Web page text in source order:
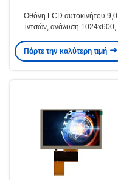
Οθόνη LCD αυτοκινήτου 9,0
ιντσών, ανάλυση 1024x600,
Πάρτε την καλύτερη τιμή